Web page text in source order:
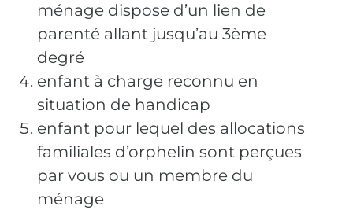
ménage dispose d’un lien de
parenté allant jusqu’au 3ème
degré
enfant à charge reconnu en
situation de handicap
enfant pour lequel des allocations
familiales d’orphelin sont perçues
par vous ou un membre du
ménage